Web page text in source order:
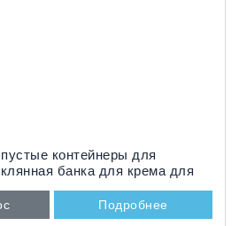
контейнеры для
банка для крема для
Подробнее